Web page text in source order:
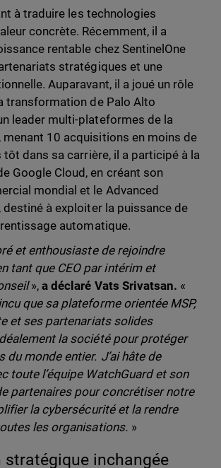
à traduire les technologies
concrète. Récemment, il a
rentable chez SentinelOne
stratégiques et une
Auparavant, il a joué un rôle
transformation de Palo Alto
leader multi-plateformes de la
menant 10 acquisitions en moins de
tôt dans sa carrière, il a participé à la
Google Cloud, en créant son
mondial et le Advanced
destiné à exploiter la puissance de
automatique.
et enthousiaste de rejoindre
tant que CEO par intérim et
»,a déclaré Vats Srivatsan. «
que sa plateforme orientée MSP,
et ses partenariats solides
la société pour protéger
du monde entier. J’ai hâte de
toute l’équipe WatchGuard et son
partenaires pour concrétiser notre
la cybersécurité et la rendre
les organisations. »
stratégique inchangée